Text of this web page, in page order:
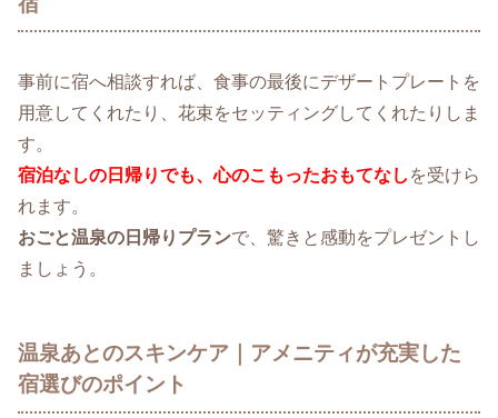
事前に宿へ相談すれば、食事の最後にデザートプレートを
用意してくれたり、花束をセッティングしてくれたりしま
す。
宿泊なしの日帰りでも、心のこもったおもてなし を受けら
れます。
おごと温泉の日帰りプランで、驚きと感動をプレゼントし
ましょう。
温泉あとのスキンケア｜アメニティが充実した
宿選びのポイント